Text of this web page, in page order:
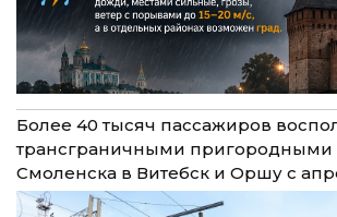
Более 40 тысяч пассажиров
трансграничными пригородными
Смоленска в Витебск и Оршу с